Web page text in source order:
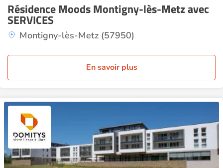
Résidence Moods Montigny-lès-Metz avec
SERVICES
Montigny-lès-Metz (57950)
En savoir plus